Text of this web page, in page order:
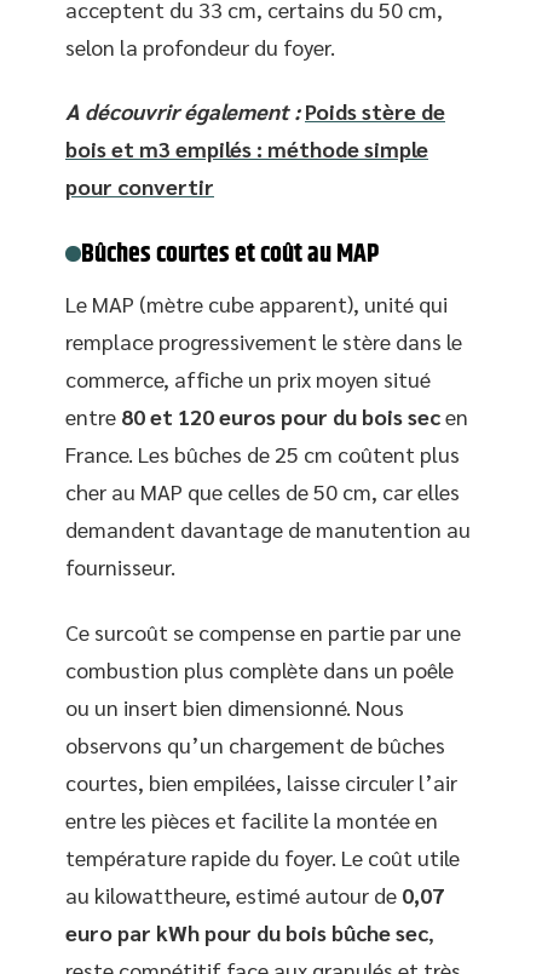
acceptent du 33 cm, certains du 50 cm,
selon la profondeur du foyer.
A découvrir également : Poids stère de
bois et m3 empilés : méthode simple
pour convertir
Bûches courtes et coût au MAP
Le MAP (mètre cube apparent), unité qui
remplace progressivement le stère dans le
commerce, affiche un prix moyen situé
entre 80 et 120 euros pour du bois secen
France. Les bûches de 25 cm coûtent plus
cher au MAP que celles de 50 cm, car elles
demandent davantage de manutention au
fournisseur.
Ce surcoût se compense en partie par une
combustion plus complète dans un poêle
ou un insert bien dimensionné. Nous
observons qu’un chargement de bûches
courtes, bien empilées, laisse circuler l’air
entre les pièces et facilite la montée en
température rapide du foyer. Le coût utile
au kilowattheure, estimé autour de 0,07
euro par kWh pour du bois bûche sec,